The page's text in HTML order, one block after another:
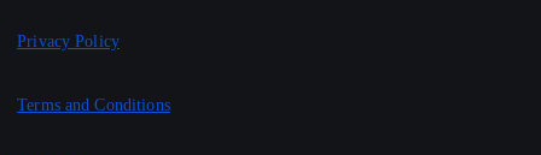
Privacy Policy
Terms and Conditions